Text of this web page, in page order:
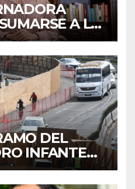
A LA
DE
MILLONES
DEL
INFANTE
OBRAS
A